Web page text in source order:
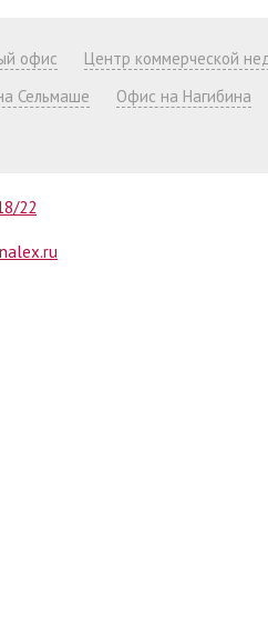
офис Центр коммерческой
Сельмаше Офис на Нагибина
22